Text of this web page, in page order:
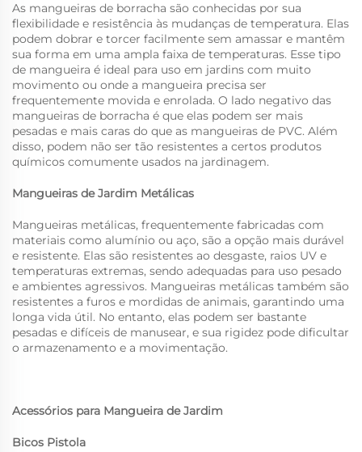
As mangueiras de borracha são conhecidas por sua
flexibilidade e resistência às mudanças de temperatura. Elas
podem dobrar e torcer facilmente sem amassar e mantêm
sua forma em uma ampla faixa de temperaturas. Esse tipo
de mangueira é ideal para uso em jardins com muito
movimento ou onde a mangueira precisa ser
frequentemente movida e enrolada. O lado negativo das
mangueiras de borracha é que elas podem ser mais
pesadas e mais caras do que as mangueiras de PVC. Além
disso, podem não ser tão resistentes a certos produtos
químicos comumente usados na jardinagem.
Mangueiras de Jardim Metálicas
Mangueiras metálicas, frequentemente fabricadas com
materiais como alumínio ou aço, são a opção mais durável
e resistente. Elas são resistentes ao desgaste, raios UV e
temperaturas extremas, sendo adequadas para uso pesado
e ambientes agressivos. Mangueiras metálicas também são
resistentes a furos e mordidas de animais, garantindo uma
longa vida útil. No entanto, elas podem ser bastante
pesadas e difíceis de manusear, e sua rigidez pode dificultar
o armazenamento e a movimentação.
Acessórios para Mangueira de Jardim
Bicos Pistola